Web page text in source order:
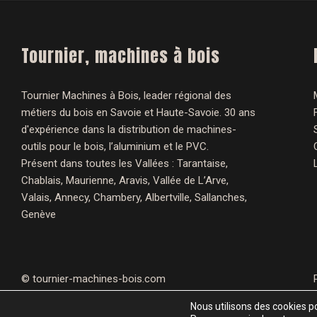
Tournier, machines à bois
Tournier Machines à Bois, leader régional des
métiers du bois en Savoie et Haute-Savoie. 30 ans
d'expérience dans la distribution de machines-
outils pour le bois, l’aluminium et le PVC.
Présent dans toutes les Vallées : Tarantaise,
Chablais, Maurienne, Aravis, Vallée de L’Arve,
Valais, Annecy, Chambery, Albertville, Sallanches,
Genève
© tournier-machines-bois.com
Nous utilisons des cookies